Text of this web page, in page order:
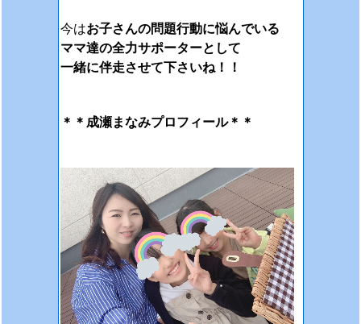
今はお子さんの問題行動に悩んでいる
ママ達の全力サポーターとして
一緒に伴走させて下さいね！！
＊＊成瀬まなみプロフィール＊＊